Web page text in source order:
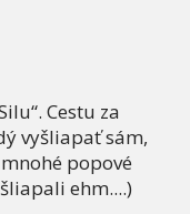
Cestu za
vyšliapať sám,
popové
ehm....)